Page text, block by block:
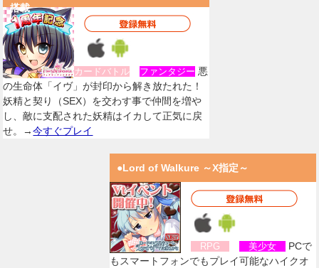
搭載
カードバトル ファンタジー 悪
の生命体「イヴ」が封印から解き放たれた！
妖精と契り（SEX）を交わす事で仲間を増や
し、敵に支配された妖精はイカして正気に戻
せ。→今すぐプレイ
●Lord of Walkure ～X指定～
RPG 美少女
PCで
もスマートフォンでもプレイ可能なハイクオ